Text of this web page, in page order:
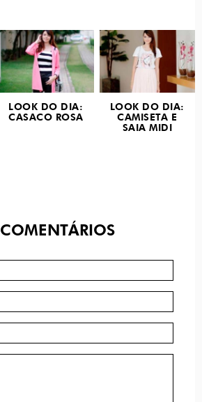
LOOK DO DIA:
CASACO ROSA
LOOK DO DIA:
CAMISETA E
SAIA MIDI
COMENTÁRIOS